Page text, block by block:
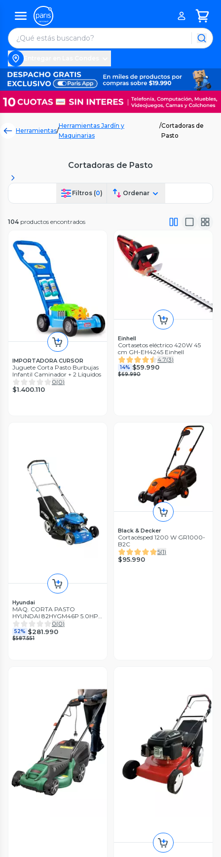
Herramientas/
Herramientas Jardín y
Maquinarias
/Cortadoras de
Pasto
Cortadoras de Pasto
Filtros (0) Ordenar
104 productos encontrados
IMPORTADORA CURSOR
Juguete Corta Pasto Burbujas
Infantil Caminador + 2 Líquidos
0(0)
$1.400.110
Einhell
Cortasetos eléctrico 420W 45
cm GH-EH4245 Einhell
4.7(3)
14% $59.990
$69.990
Hyundai
MAQ. CORTA PASTO
HYUNDAI 82HYGM46P 5.0HP
S/AUTOP
0(0)
52% $281.990
$587.551
Black & Decker
Cortacésped 1200 W GR1000-
B2C
5(1)
$95.990